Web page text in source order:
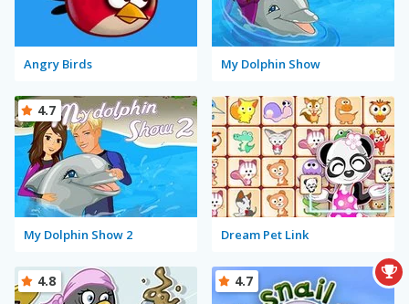
Angry Birds My Dolphin Show
My Dolphin Show 2
4.7
Dream Pet Link
4.8 4.7